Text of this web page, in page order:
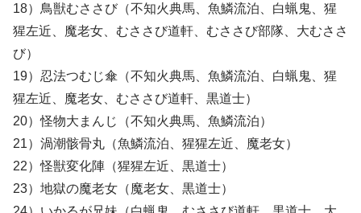
18）鳥獣むささび（不知火典馬、魚鱗流泊、白蝋鬼、猩
猩左近、魔老女、むささび道軒、むささび部隊、大むささ
び）
19）忍法つむじ傘（不知火典馬、魚鱗流泊、白蝋鬼、猩
猩左近、魔老女、むささび道軒、黒道士）
20）怪物大まんじ（不知火典馬、魚鱗流泊）
21）渦潮骸骨丸（魚鱗流泊、猩猩左近、魔老女）
22）怪獣変化陣（猩猩左近、黒道士）
23）地獄の魔老女（魔老女、黒道士）